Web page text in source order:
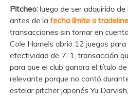
Pitcheo: luego de ser adquirido
antes de la fecha límite o tradeline
transacciones sin tomar en
Cole Hamels abrió 12 juegos
efectividad de 7-1, transacción
para que el club ganara el título
relevante porque no contó
estelar pitcher japonés Yu